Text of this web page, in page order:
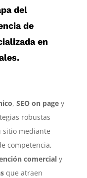
del
de
en
, SEO on pagey
robustas
sitio mediante
competencia,
comercialy
que atraen